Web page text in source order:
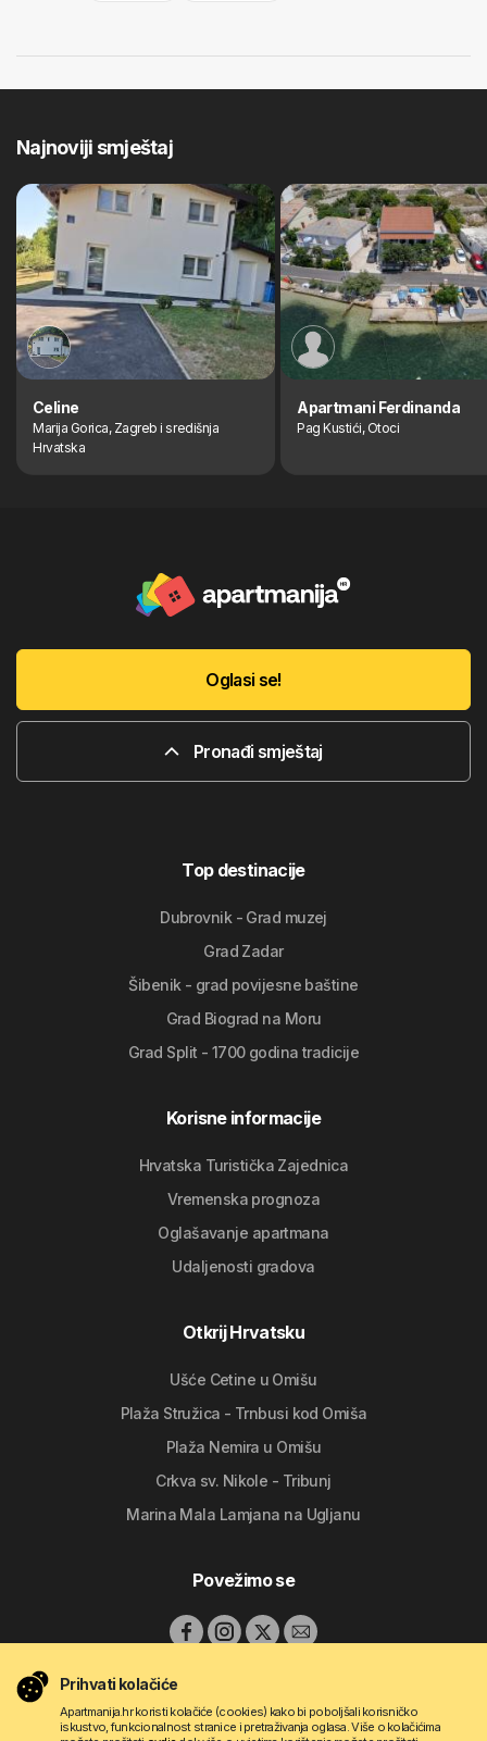
Najnoviji smještaj
Celine
Marija Gorica, Zagreb i središnja
Hrvatska
Apartmani Ferdinanda
Pag Kustići, Otoci
Oglasi se!
Pronađi smještaj
Top destinacije
Dubrovnik - Grad muzej
Grad Zadar
Šibenik - grad povijesne baštine
Grad Biograd na Moru
Grad Split - 1700 godina tradicije
Korisne informacije
Hrvatska Turistička Zajednica
Vremenska prognoza
Oglašavanje apartmana
Udaljenosti gradova
Otkrij Hrvatsku
Ušće Cetine u Omišu
Plaža Stružica - Trnbusi kod Omiša
Plaža Nemira u Omišu
Crkva sv. Nikole - Tribunj
Marina Mala Lamjana na Ugljanu
Povežimo se
Prihvati kolačiće
Apartmanija.hr koristi kolačiće (cookies) kako bi poboljšali korisničko
iskustvo, funkcionalnost stranice i pretraživanja oglasa. Više o kolačićima